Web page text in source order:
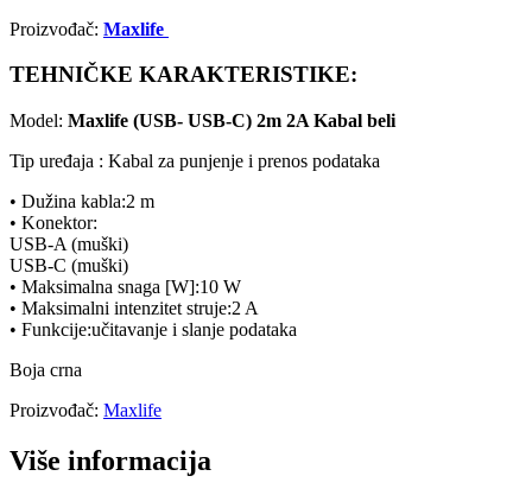
Proizvođač: Maxlife
TEHNIČKE KARAKTERISTIKE:
Model: Maxlife (USB- USB-C) 2m 2A Kabal beli
Tip uređaja : Kabal za punjenje i prenos podataka
• Dužina kabla:2 m
• Konektor:
USB-A (muški)
USB-C (muški)
• Maksimalna snaga [W]:10 W
• Maksimalni intenzitet struje:2 A
• Funkcije:učitavanje i slanje podataka
Boja crna
Proizvođač: Maxlife
Više informacija